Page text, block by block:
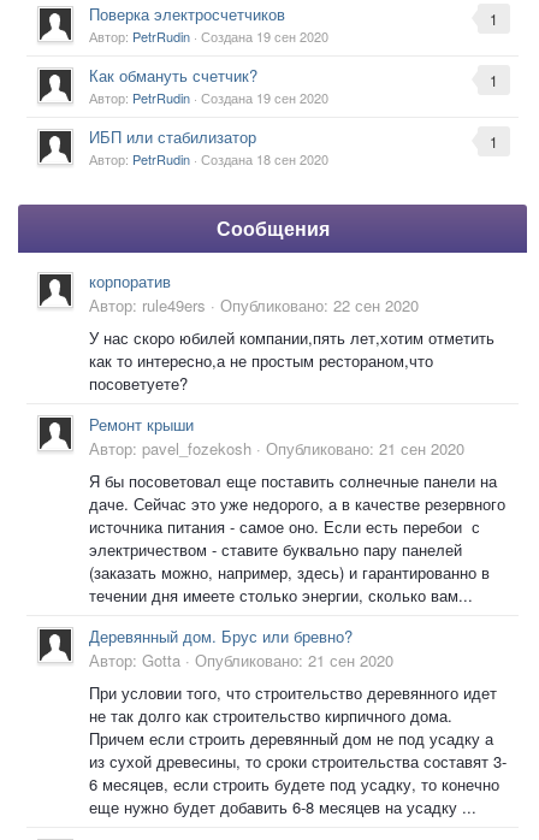
1
Поверка электросчетчиков
Автор: PetrRudin · Создана 19 сен 2020
1
Как обмануть счетчик?
Автор: PetrRudin · Создана 19 сен 2020
1
ИБП или стабилизатор
Автор: PetrRudin · Создана 18 сен 2020
Сообщения
корпоратив
Автор: rule49ers · Опубликовано: 22 сен 2020
У нас скоро юбилей компании,пять лет,хотим отметить
как то интересно,а не простым рестораном,что
посоветуете?
Ремонт крыши
Автор: pavel_fozekosh · Опубликовано: 21 сен 2020
Я бы посоветовал еще поставить солнечные панели на
даче. Сейчас это уже недорого, а в качестве резервного
источника питания - самое оно. Если есть перебои с
электричеством - ставите буквально пару панелей
(заказать можно, например, здесь) и гарантированно в
течении дня имеете столько энергии, сколько вам...
Деревянный дом. Брус или бревно?
Автор: Gotta · Опубликовано: 21 сен 2020
При условии того, что строительство деревянного идет
не так долго как строительство кирпичного дома.
Причем если строить деревянный дом не под усадку а
из сухой древесины, то сроки строительства составят 3-
6 месяцев, если строить будете под усадку, то конечно
еще нужно будет добавить 6-8 месяцев на усадку ...